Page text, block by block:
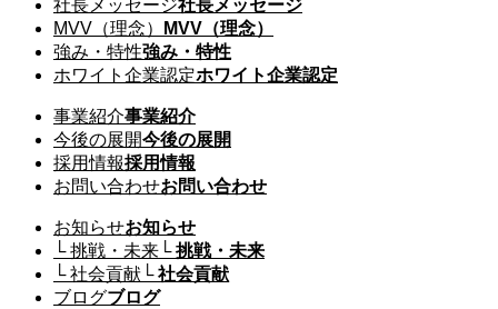
社長メッセージ社長メッセージ
MVV（理念）
MVV（理念）
強み・特性強み・特性
ホワイト企業認定ホワイト企業認定
事業紹介事業紹介
今後の展開今後の展開
採用情報採用情報
お問い合わせお問い合わせ
お知らせお知らせ
└ 挑戦・未来 └ 挑戦・未来
└ 社会貢献 └ 社会貢献
ブログブログ